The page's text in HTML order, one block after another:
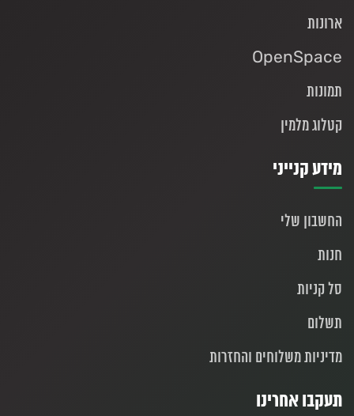
ארונות
OpenSpace
תמונות
קטלוג מלמין
מידע קנייני
החשבון שלי
חנות
סל קניות
תשלום
מדיניות משלוחים והחזרות
תעקבו אחרינו